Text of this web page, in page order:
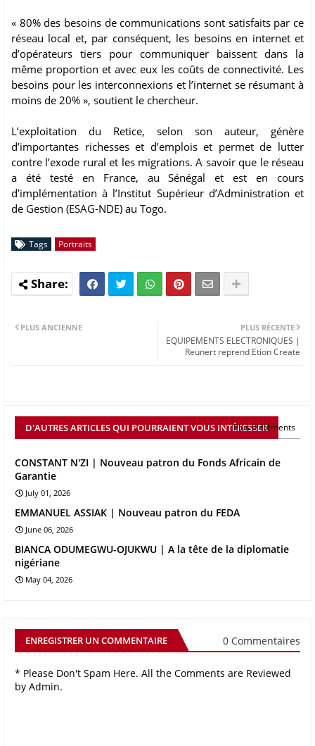
« 80% des besoins de communications sont satisfaits par ce
réseau local et, par conséquent, les besoins en internet et
d’opérateurs tiers pour communiquer baissent dans la
même proportion et avec eux les coûts de connectivité. Les
besoins pour les interconnexions et l’internet se résumant à
moins de 20% », soutient le chercheur.
L’exploitation du Retice, selon son auteur, génère
d’importantes richesses et d’emplois et permet de lutter
contre l’exode rural et les migrations. A savoir que le réseau
a été testé en France, au Sénégal et est en cours
d’implémentation à l’Institut Supérieur d’Administration et
de Gestion (ESAG-NDE) au Togo.
Tags Portraits
PLUS RÉCENTE
EQUIPEMENTS ELECTRONIQUES |
Reunert reprend Etion Create
PLUS ANCIENNE
D'AUTRES ARTICLES QUI POURRAIENT VOUS INTÉRESSER
Plus d'éléments
CONSTANT N'ZI | Nouveau patron du Fonds Africain de
Garantie
July 01, 2026
EMMANUEL ASSIAK | Nouveau patron du FEDA
June 06, 2026
BIANCA ODUMEGWU-OJUKWU | A la tête de la diplomatie
nigériane
May 04, 2026
ENREGISTRER UN COMMENTAIRE 0 Commentaires
* Please Don't Spam Here. All the Comments are Reviewed
by Admin.